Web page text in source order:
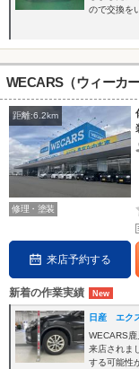
ので交換を
WECARS（ウィーカ
距離:6.2km
修理・塗装
来店予約する
新着の作業実績
日産 エク
WECARS
来店されま
する可能性